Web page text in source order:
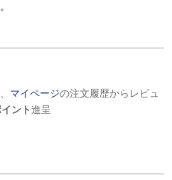
マイページの注文履歴からレビュ
ント進呈